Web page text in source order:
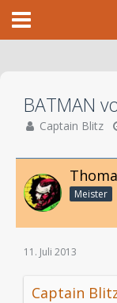
BATMAN
Captain Blitz
Meister
11. Juli 2013
Captain